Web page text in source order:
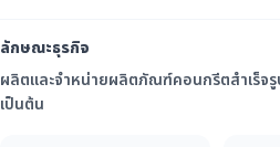
ลักษณะธุรกิจ
ผลิตและจำหน่ายผลิตภัณฑ์คอนกรีตสำเร็จรู
เป็นต้น